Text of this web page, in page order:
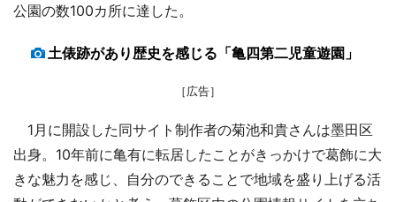
公園の数100カ所に達した。
土俵跡があり歴史を感じる「亀四第二児童遊園」
［広告］
1月に開設した同サイト制作者の菊池和貴さんは墨田区
出身。10年前に亀有に転居したことがきっかけで葛飾に大
きな魅力を感じ、自分のできることで地域を盛り上げる活